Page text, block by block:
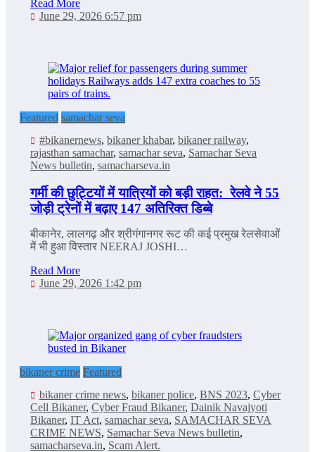
Read More
June 29, 2026 6:57 pm
Featured samachar seva
#bikanernews, bikaner khabar, bikaner railway,
rajasthan samachar, samachar seva, Samachar Seva
News bulletin, samacharseva.in
गर्मी की छुट्टियों में यात्रियों को बड़ी राहत: रेलवे ने 55
जोड़ी ट्रेनों में बढ़ाए 147 अतिरिक्त डिब्बे
बीकानेर, लालगढ़ और श्रीगंगानगर रूट की कई प्रमुख रेलसेवाओं
में भी हुआ विस्तार NEERAJ JOSHI…
Read More
June 29, 2026 1:42 pm
bikaner crime Featured
bikaner crime news, bikaner police, BNS 2023, Cyber
Cell Bikaner, Cyber Fraud Bikaner, Dainik Navajyoti
Bikaner, IT Act, samachar seva, SAMACHAR SEVA
CRIME NEWS, Samachar Seva News bulletin,
samacharseva.in, Scam Alert.